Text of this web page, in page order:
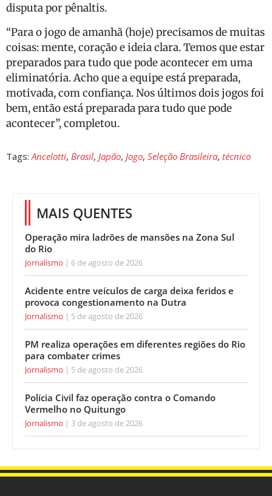
disputa por pênaltis.
“Para o jogo de amanhã (hoje) precisamos de muitas
coisas: mente, coração e ideia clara. Temos que estar
preparados para tudo que pode acontecer em uma
eliminatória. Acho que a equipe está preparada,
motivada, com confiança. Nos últimos dois jogos foi
bem, então está preparada para tudo que pode
acontecer”, completou.
Tags: Ancelotti, Brasil, Japão, Jogo, Seleção Brasileira, técnico
MAIS QUENTES
Operação mira ladrões de mansões na Zona Sul
do Rio
Jornalismo 6 de agosto de 2026
Acidente entre veículos de carga deixa feridos e
provoca congestionamento na Dutra
Jornalismo 5 de agosto de 2026
PM realiza operações em diferentes regiões do Rio
para combater crimes
Jornalismo 5 de agosto de 2026
Polícia Civil faz operação contra o Comando
Vermelho no Quitungo
Jornalismo 3 de agosto de 2026